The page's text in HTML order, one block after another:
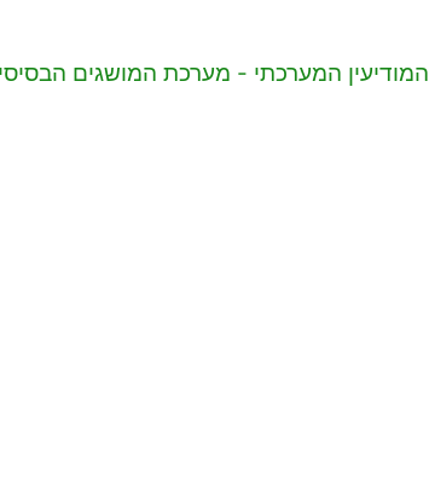
המודיעין המערכתי - מערכת המושגים